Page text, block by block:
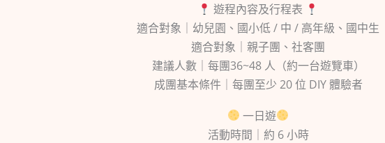
遊程內容及行程表
適合對象｜幼兒園、國小低 / 中 / 高年級、國中生
適合對象｜親子團、社客團
建議人數｜每團36~48 人（約一台遊覽車）
成團基本條件｜每團至少 20 位 DIY 體驗者
一日遊
活動時間｜約 6 小時